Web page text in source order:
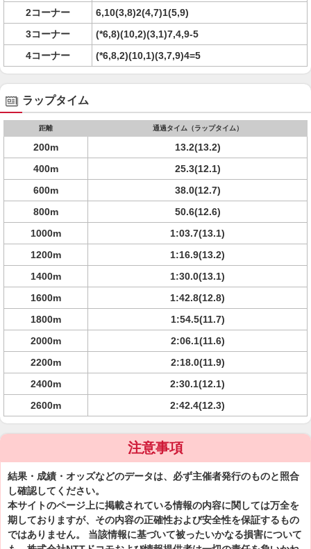
2コーナー
6,10(3,8)2(4,7)1(5,9)
3コーナー
(*6,8)(10,2)(3,1)7,4,9-5
4コーナー
(*6,8,2)(10,1)(3,7,9)4=5
ラップタイム
距離 通過タイム（ラップタイム）
200m
13.2(13.2)
400m
25.3(12.1)
600m
38.0(12.7)
800m
50.6(12.6)
1000m
1:03.7(13.1)
1200m
1:16.9(13.2)
1400m
1:30.0(13.1)
1600m
1:42.8(12.8)
1800m
1:54.5(11.7)
2000m
2:06.1(11.6)
2200m
2:18.0(11.9)
2400m
2:30.1(12.1)
2600m
2:42.4(12.3)
注意事項
結果・成績・オッズなどのデータは、必ず主催者発行のものと照合
し確認してください。
本サイトのページ上に掲載されている情報の内容に関しては万全を
期しておりますが、その内容の正確性および安全性を保証するもの
ではありません。 当該情報に基づいて被ったいかなる損害について